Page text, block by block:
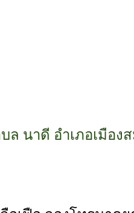
ล นาดี อำเภอเมือ